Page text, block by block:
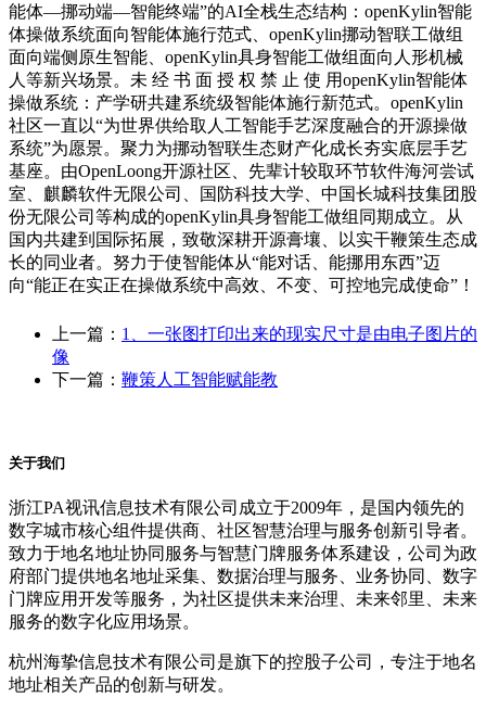
能体—挪动端—智能终端”的AI全栈生态结构：openKylin智能
体操做系统面向智能体施行范式、openKylin挪动智联工做组
面向端侧原生智能、openKylin具身智能工做组面向人形机械
人等新兴场景。未 经 书 面 授 权 禁 止 使 用openKylin智能体
操做系统：产学研共建系统级智能体施行新范式。openKylin
社区一直以“为世界供给取人工智能手艺深度融合的开源操做
系统”为愿景。聚力为挪动智联生态财产化成长夯实底层手艺
基座。由OpenLoong开源社区、先辈计较取环节软件海河尝试
室、麒麟软件无限公司、国防科技大学、中国长城科技集团股
份无限公司等构成的openKylin具身智能工做组同期成立。从
国内共建到国际拓展，致敬深耕开源膏壤、以实干鞭策生态成
长的同业者。努力于使智能体从“能对话、能挪用东西”迈
向“能正在实正在操做系统中高效、不变、可控地完成使命”！
上一篇： 1、一张图打印出来的现实尺寸是由电子图片的
像
下一篇： 鞭策人工智能赋能教
关于我们
浙江PA视讯信息技术有限公司成立于2009年，是国内领先的
数字城市核心组件提供商、社区智慧治理与服务创新引导者。
致力于地名地址协同服务与智慧门牌服务体系建设，公司为政
府部门提供地名地址采集、数据治理与服务、业务协同、数字
门牌应用开发等服务，为社区提供未来治理、未来邻里、未来
服务的数字化应用场景。
杭州海挚信息技术有限公司是旗下的控股子公司，专注于地名
地址相关产品的创新与研发。